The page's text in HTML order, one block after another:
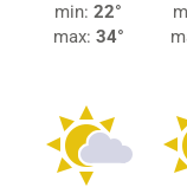
min:22°
max: 34°